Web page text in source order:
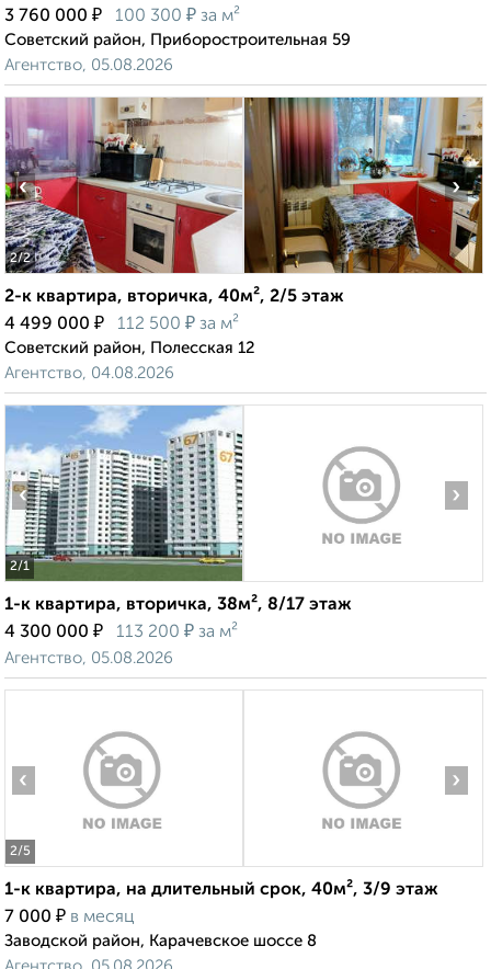
3 760 000 ₽ 100 300 ₽ за м²
Советский район, Приборостроительная 59
Агентство, 05.08.2026
2/2
‹ ›
2-к квартира, вторичка, 40м², 2/5 этаж
4 499 000 ₽ 112 500 ₽ за м²
Советский район, Полесская 12
Агентство, 04.08.2026
2/1
‹ ›
1-к квартира, вторичка, 38м², 8/17 этаж
4 300 000 ₽ 113 200 ₽ за м²
Агентство, 05.08.2026
2/5
‹ ›
1-к квартира, на длительный срок, 40м², 3/9 этаж
7 000 ₽ в месяц
Заводской район, Карачевское шоссе 8